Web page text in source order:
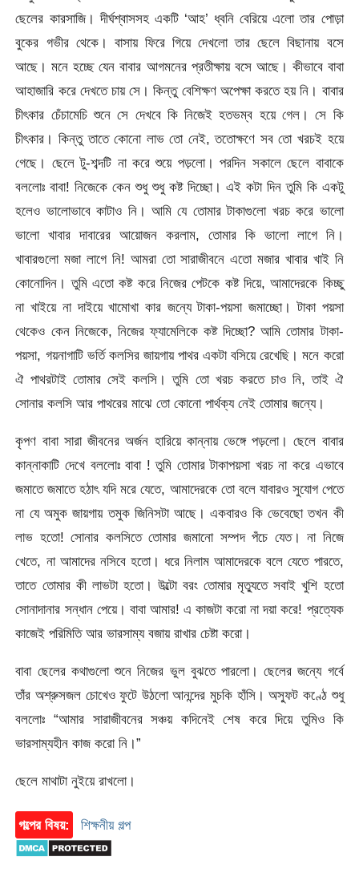
ছেলের কারসাজি। দীর্ঘশ্বাসসহ একটি ‘আহ’ ধ্বনি বেরিয়ে এলো তার পোড়া
বুকের গভীর থেকে। বাসায় ফিরে গিয়ে দেখলো তার ছেলে বিছানায় বসে
আছে। মনে হচ্ছে যেন বাবার আগমনের প্রতীক্ষায় বসে আছে। কীভাবে বাবা
আহাজারি করে দেখতে চায় সে। কিন্তু বেশিক্ষণ অপেক্ষা করতে হয় নি। বাবার
চীৎকার চেঁচামেচি শুনে সে দেখবে কি নিজেই হতভম্ব হয়ে গেল। সে কি
চীৎকার। কিন্তু তাতে কোনো লাভ তো নেই, ততোক্ষণে সব তো খরচই হয়ে
গেছে। ছেলে টু-শব্দটি না করে শুয়ে পড়লো। পরদিন সকালে ছেলে বাবাকে
বললোঃ বাবা! নিজেকে কেন শুধু শুধু কষ্ট দিচ্ছো। এই কটা দিন তুমি কি একটু
হলেও ভালোভাবে কাটাও নি। আমি যে তোমার টাকাগুলো খরচ করে ভালো
ভালো খাবার দাবারের আয়োজন করলাম, তোমার কি ভালো লাগে নি।
খাবারগুলো মজা লাগে নি! আমরা তো সারাজীবনে এতো মজার খাবার খাই নি
কোনোদিন। তুমি এতো কষ্ট করে নিজের পেটকে কষ্ট দিয়ে, আমাদেরকে কিচ্ছু
না খাইয়ে না দাইয়ে খামোখা কার জন্যে টাকা-পয়সা জমাচ্ছো। টাকা পয়সা
থেকেও কেন নিজেকে, নিজের ফ্যামেলিকে কষ্ট দিচ্ছো? আমি তোমার টাকা-
পয়সা, গয়নাগাটি ভর্তি কলসির জায়গায় পাথর একটা বসিয়ে রেখেছি। মনে করো
ঐ পাথরটাই তোমার সেই কলসি। তুমি তো খরচ করতে চাও নি, তাই ঐ
সোনার কলসি আর পাথরের মাঝে তো কোনো পার্থক্য নেই তোমার জন্যে।
কৃপণ বাবা সারা জীবনের অর্জন হারিয়ে কান্নায় ভেঙ্গে পড়লো। ছেলে বাবার
কান্নাকাটি দেখে বললোঃ বাবা ! তুমি তোমার টাকাপয়সা খরচ না করে এভাবে
জমাতে জমাতে হঠাৎ যদি মরে যেতে, আমাদেরকে তো বলে যাবারও সুযোগ পেতে
না যে অমুক জায়গায় তমুক জিনিসটা আছে। একবারও কি ভেবেছো তখন কী
লাভ হতো! সোনার কলসিতে তোমার জমানো সম্পদ পঁচে যেত। না নিজে
খেতে, না আমাদের নসিবে হতো। ধরে নিলাম আমাদেরকে বলে যেতে পারতে,
তাতে তোমার কী লাভটা হতো। উল্টো বরং তোমার মৃত্যুতে সবাই খুশি হতো
সোনাদানার সন্ধান পেয়ে। বাবা আমার! এ কাজটা করো না দয়া করে! প্রত্যেক
কাজেই পরিমিতি আর ভারসাম্য বজায় রাখার চেষ্টা করো।
বাবা ছেলের কথাগুলো শুনে নিজের ভুল বুঝতে পারলো। ছেলের জন্যে গর্বে
তাঁর অশ্রুসজল চোখেও ফুটে উঠলো আনন্দের মুচকি হাঁসি। অস্ফুট কণ্ঠে শুধু
বললোঃ “আমার সারাজীবনের সঞ্চয় কদিনেই শেষ করে দিয়ে তুমিও কি
ভারসাম্যহীন কাজ করো নি।”
ছেলে মাথাটা নুইয়ে রাখলো।
গল্পের বিষয়: শিক্ষনীয় গল্প